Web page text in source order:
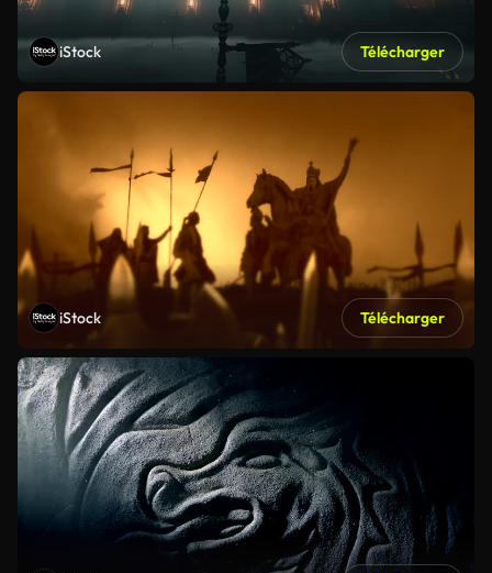
iStock Télécharger
iStock Télécharger